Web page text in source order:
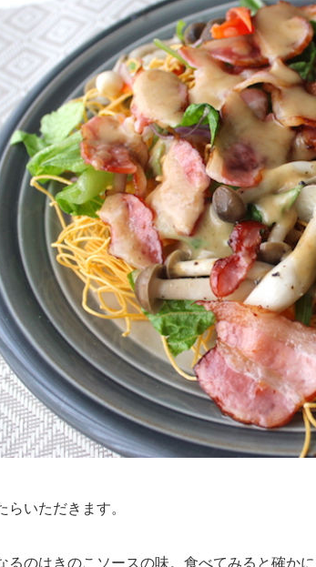
らいただきます。
るのはきのこソースの味。食べてみると確か